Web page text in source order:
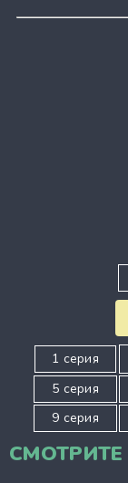
1 серия
5 серия
9 серия
СМОТРИТЕ